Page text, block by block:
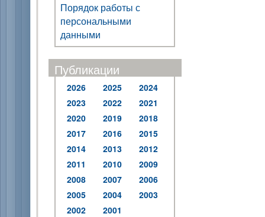
Порядок работы с
персональными
данными
Публикации
2026 2025
2024
2023
2022
2021
2020
2019
2018
2017
2016
2015
2014
2013
2012
2011
2010
2009
2008
2007
2006
2005
2004
2003
2002
2001